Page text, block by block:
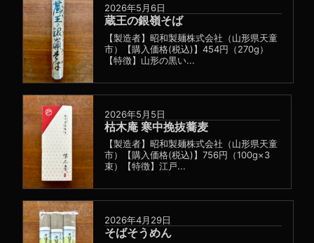
2026年5月6日
蔵王の銀嶺そば
【製造者】昭和製麺株式会社（山形県天童
市）【購入価格(税込)】454円（270g）
【特徴】山形の黒い...
2026年5月5日
枯木庵 寒中挽抜蕎麦
【製造者】昭和製麺株式会社（山形県天童
市）【購入価格(税込)】756円（100g×3
束）【特徴】江戸...
2026年4月29日
そばそうめん